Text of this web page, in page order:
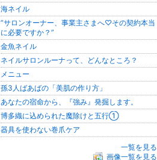
海ネイル
”サロンオーナー、事業主さまへ♡その契約本当
に必要ですか？”
金魚ネイル
ネイルサロンルーナって、どんなところ？
メニュー
孫3人ばあばの「美肌の作り方」
あなたの宿命から、『強み』発掘します。
博多織に込められた魔除けと五行①
器具を使わない巻爪ケア
一覧を見る
画像一覧を見る